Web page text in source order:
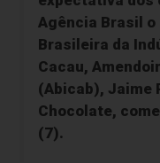
Agência Brasil o
Brasileira da
Cacau,
(Abicab), Jaime
Chocolate,
(7).